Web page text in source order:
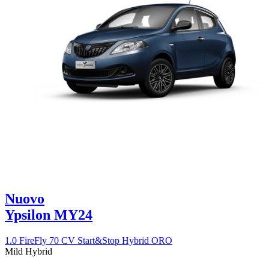
Nuovo
Ypsilon MY24
1.0 FireFly 70 CV Start&Stop Hybrid ORO
Mild Hybrid